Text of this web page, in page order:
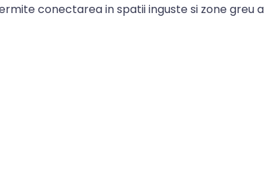
conectarea in spatii inguste si zone greu